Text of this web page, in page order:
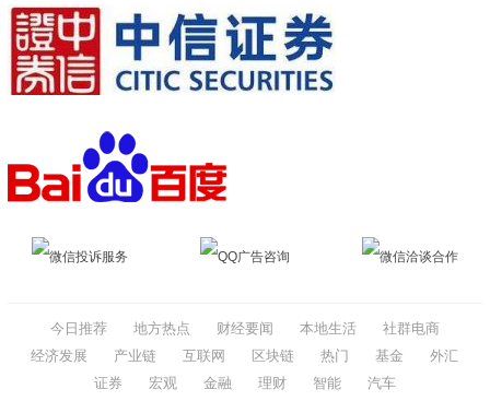
微信投诉服务 QQ广告咨询 微信洽谈合作
今日推荐 地方热点 财经要闻 本地生活
社群电商
经济发展
产业链 互联网 区块链 热门 基金
外汇
证券
宏观 金融 理财 智能 汽车